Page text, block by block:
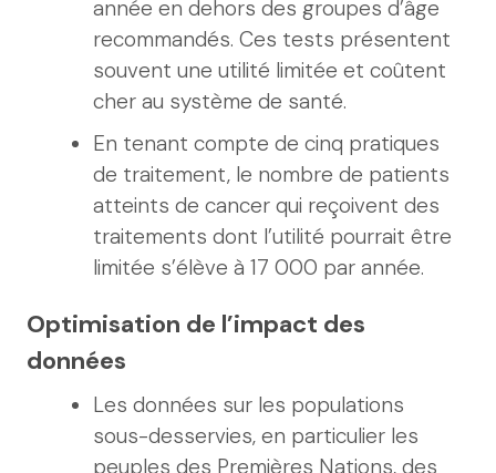
année en dehors des groupes d’âge
recommandés. Ces tests présentent
souvent une utilité limitée et coûtent
cher au système de santé.
En tenant compte de cinq pratiques
de traitement, le nombre de patients
atteints de cancer qui reçoivent des
traitements dont l’utilité pourrait être
limitée s’élève à 17 000 par année.
Optimisation de l’impact des
données
Les données sur les populations
sous-desservies, en particulier les
peuples des Premières Nations, des